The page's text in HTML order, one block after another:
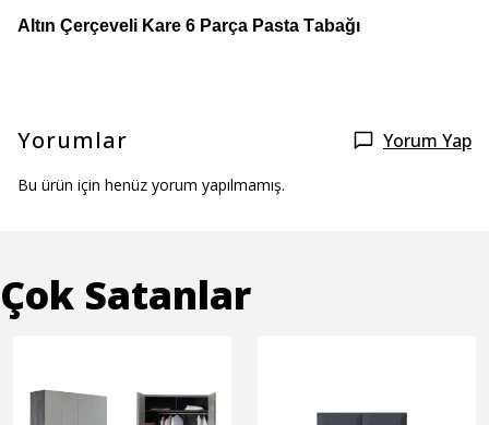
Altın Çerçeveli Kare 6 Parça Pasta Tabağı
Yorumlar Yorum Yap
Bu ürün için henüz yorum yapılmamış.
Çok Satanlar